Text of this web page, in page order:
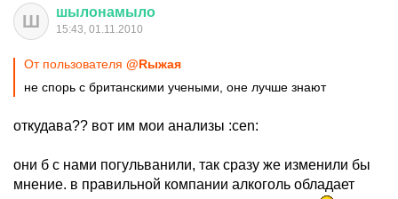
Ш шылонамыло
15:43, 01.11.2010
От пользователя @Rыжая
не спорь с британскими учеными, оне лучше знают
откудава?? вот им мои анализы :cen:
они б с нами погульванили, так сразу же изменили бы
мнение. в правильной компании алкоголь обладает